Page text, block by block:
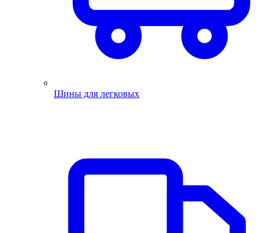
Шины для легковых